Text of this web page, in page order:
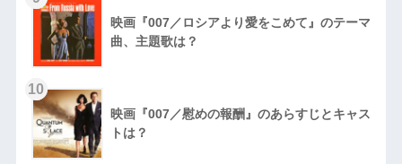
映画『007／ロシアより愛をこめて』のテーマ
曲、主題歌は？
10
映画『007／慰めの報酬』のあらすじとキャス
トは？